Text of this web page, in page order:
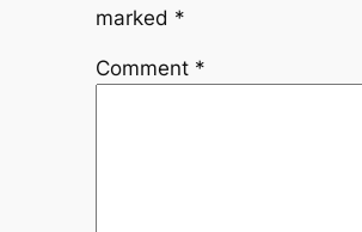
marked *
Comment *